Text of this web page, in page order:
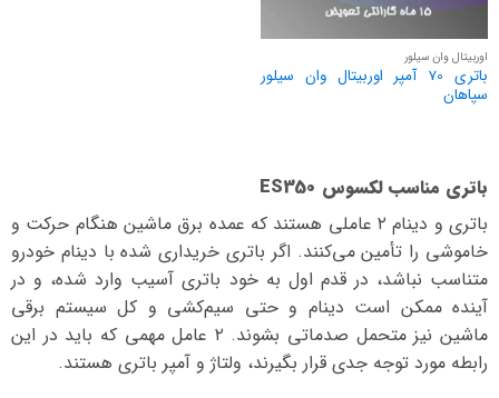
اوربیتال وان سیلور
باتری 70 آمپر اوربیتال وان سیلور
سپاهان
باتری مناسب لکسوس ES350
باتری و دینام ۲ عاملی هستند که عمده برق ماشین هنگام حرکت و
خاموشی را تأمین می‌کنند. اگر باتری خریداری شده با دینام خودرو
متناسب نباشد، در قدم اول به خود باتری آسیب وارد شده، و در
آینده ممکن است دینام و حتی سیم‌کشی و کل سیستم برقی
ماشین نیز متحمل صدماتی بشوند. ۲ عامل مهمی که باید در این
رابطه مورد توجه جدی قرار بگیرند، ولتاژ و آمپر باتری هستند.